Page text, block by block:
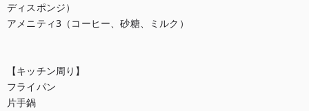
ディスポンジ）
アメニティ3（コーヒー、砂糖、ミルク）
【キッチン周り】
フライパン
片手鍋